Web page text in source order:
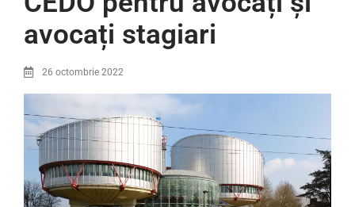
avocați stagiari
26 octombrie 2022